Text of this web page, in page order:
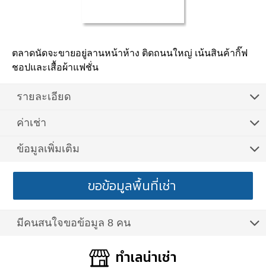
ตลาดนัดจะขายอยู่ลานหน้าห้าง ติดถนนใหญ่ เน้นสินค้ากิ๊ฟ
ชอปและเสื้อผ้าแฟชั่น
รายละเอียด
ค่าเช่า
ข้อมูลเพิ่มเติม
ขอข้อมูลพื้นที่เช่า
มีคนสนใจขอข้อมูล 8 คน
ทำเลน่าเช่า